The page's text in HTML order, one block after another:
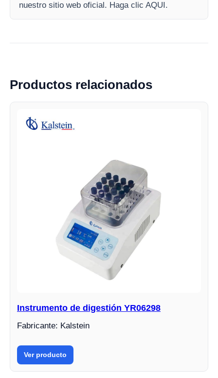
nuestro sitio web oficial. Haga clic AQUI.
Productos relacionados
Instrumento de digestión YR06298
Fabricante: Kalstein
Ver producto